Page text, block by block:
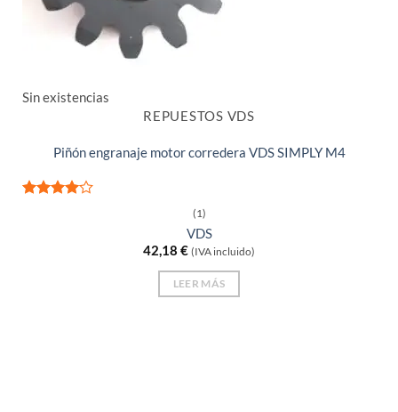
Sin existencias
REPUESTOS VDS
Piñón engranaje motor corredera VDS SIMPLY M4
(1)
VDS
42,18 € (IVA incluido)
LEER MÁS